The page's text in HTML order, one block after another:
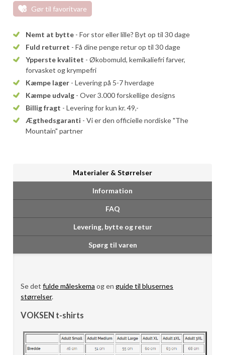
Gør til favoritvare
Nemt at bytte - For stor eller lille? Byt op til 30 dage
Fuld returret - Få dine penge retur op til 30 dage
Ypperste kvalitet - Økobomuld, kemikaliefri farver,
forvasket og krympefri
Kæmpe lager - Levering på 5-7 hverdage
Kæmpe udvalg - Over 3.000 forskellige designs
Billig fragt - Levering for kun kr. 49,-
Ægthedsgaranti - Vi er den officielle nordiske "The
Mountain" partner
Materialer & Størrelser
Information
FAQ
Levering, bytte og retur
Spørg til varen
Se detfulde måleskema og enguide til blusernes
størrelser.
VOKSEN t-shirts